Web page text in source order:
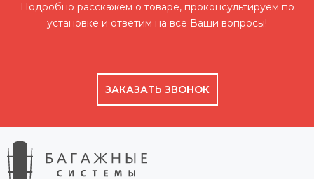
Подробно расскажем о товаре, проконсультируем по
установке и ответим на все Ваши вопросы!
ЗАКАЗАТЬ ЗВОНОК